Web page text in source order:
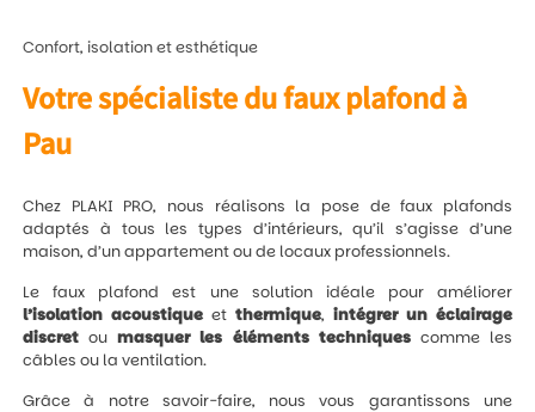
Confort, isolation et esthétique
Votre spécialiste du faux plafond à
Pau
Chez PLAKI PRO, nous réalisons la pose de faux plafonds
adaptés à tous les types d’intérieurs, qu’il s’agisse d’une
maison, d’un appartement ou de locaux professionnels.
Le faux plafond est une solution idéale pour améliorer
l’isolation acoustique et thermique, intégrer un éclairage
discret ou masquer les éléments techniquescomme les
câbles ou la ventilation.
Grâce à notre savoir-faire, nous vous garantissons une